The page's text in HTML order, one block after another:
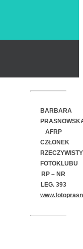
BARBARA
AFRP
CZŁONEK
RZECZYWISTY
FOTOKLUBU
RP – NR
LEG. 393